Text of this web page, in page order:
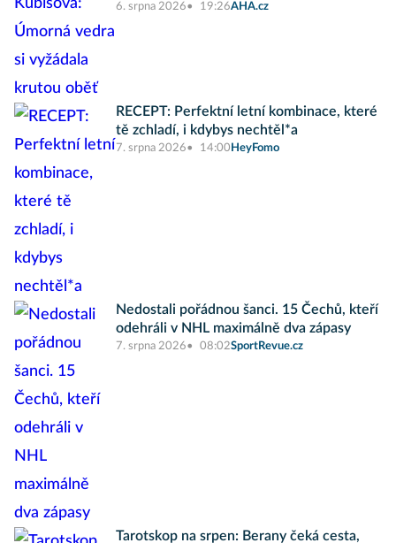
6. srpna 2026 19:26AHA.cz
RECEPT: Perfektní letní kombinace, které
tě zchladí, i kdybys nechtěl*a
7. srpna 2026 14:00 HeyFomo
Nedostali pořádnou šanci. 15 Čechů, kteří
odehráli v NHL maximálně dva zápasy
7. srpna 2026 08:02SportRevue.cz
Tarotskop na srpen: Berany čeká cesta,